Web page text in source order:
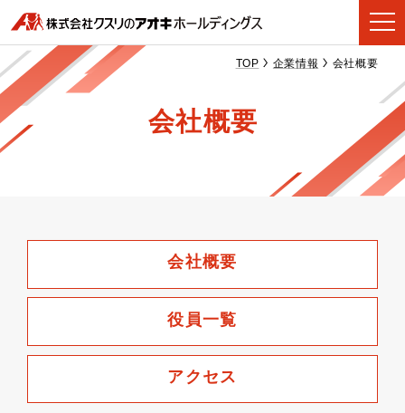
会社概要
TOP 企業情報 会社概要
会社概要
役員一覧
アクセス